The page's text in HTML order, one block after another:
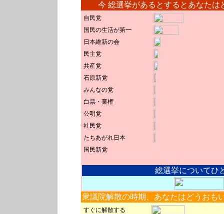
今 総選挙があるとするとあなたは
自民党
国民の生活が第一
日本維新の会
民主党
共産党
石原新党
みんなの党
白票・棄権
公明党
社民党
たちあがれ日本
国民新党
総選挙についてひ
衆議院解散の時期、あなたはどうおも
すぐに解散する